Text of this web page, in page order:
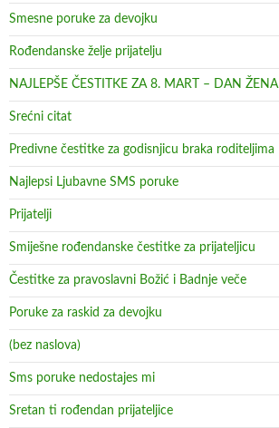
Smesne poruke za devojku
Rođendanske želje prijatelju
NAJLEPŠE ČESTITKE ZA 8. MART – DAN ŽENA
Srećni citat
Predivne čestitke za godisnjicu braka roditeljima
Najlepsi Ljubavne SMS poruke
Prijatelji
Smiješne rođendanske čestitke za prijateljicu
Čestitke za pravoslavni Božić i Badnje veče
Poruke za raskid za devojku
(bez naslova)
Sms poruke nedostajes mi
Sretan ti rođendan prijateljice